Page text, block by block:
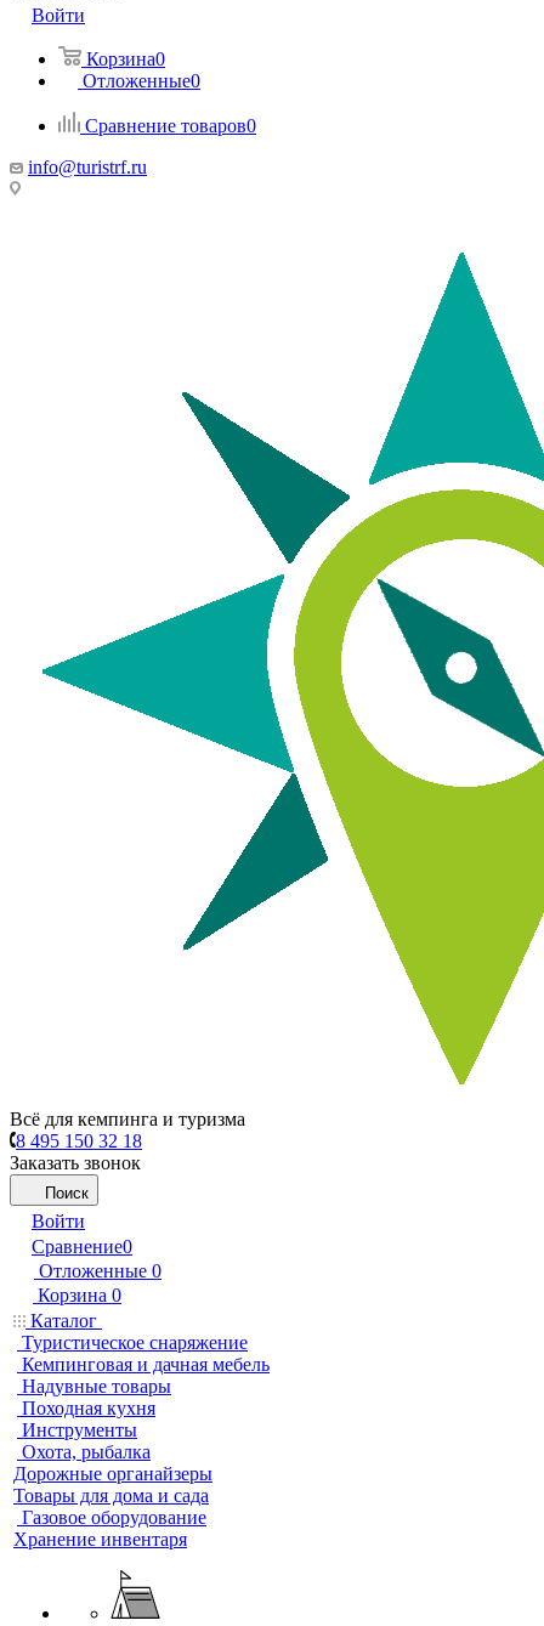
Войти
Корзина0
Отложенные0
Сравнение товаров0
info@turistrf.ru
Всё для кемпинга и туризма
8 495 150 32 18
Заказать звонок
Поиск
Войти
Сравнение0
Отложенные 0
Корзина 0
Каталог
Туристическое снаряжение
Кемпинговая и дачная мебель
Надувные товары
Походная кухня
Инструменты
Охота, рыбалка
Дорожные органайзеры
Товары для дома и сада
Газовое оборудование
Хранение инвентаря